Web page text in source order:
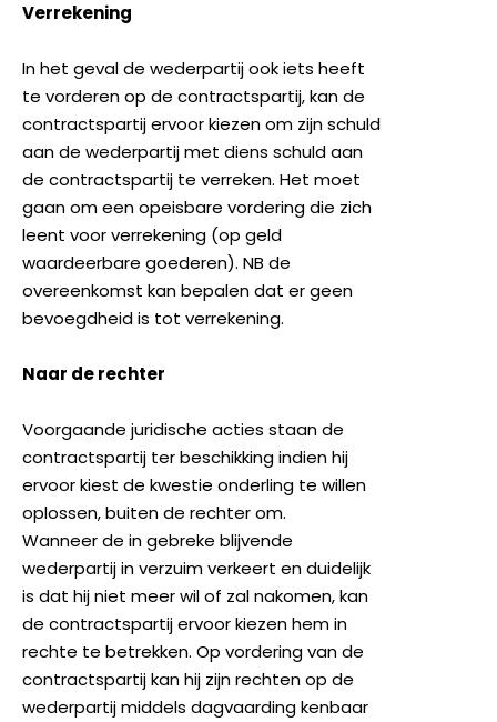
Verrekening
In het geval de wederpartij ook iets heeft
te vorderen op de contractspartij, kan de
contractspartij ervoor kiezen om zijn schuld
aan de wederpartij met diens schuld aan
de contractspartij te verreken. Het moet
gaan om een opeisbare vordering die zich
leent voor verrekening (op geld
waardeerbare goederen). NB de
overeenkomst kan bepalen dat er geen
bevoegdheid is tot verrekening.
Naar de rechter
Voorgaande juridische acties staan de
contractspartij ter beschikking indien hij
ervoor kiest de kwestie onderling te willen
oplossen, buiten de rechter om.
Wanneer de in gebreke blijvende
wederpartij in verzuim verkeert en duidelijk
is dat hij niet meer wil of zal nakomen, kan
de contractspartij ervoor kiezen hem in
rechte te betrekken. Op vordering van de
contractspartij kan hij zijn rechten op de
wederpartij middels dagvaarding kenbaar